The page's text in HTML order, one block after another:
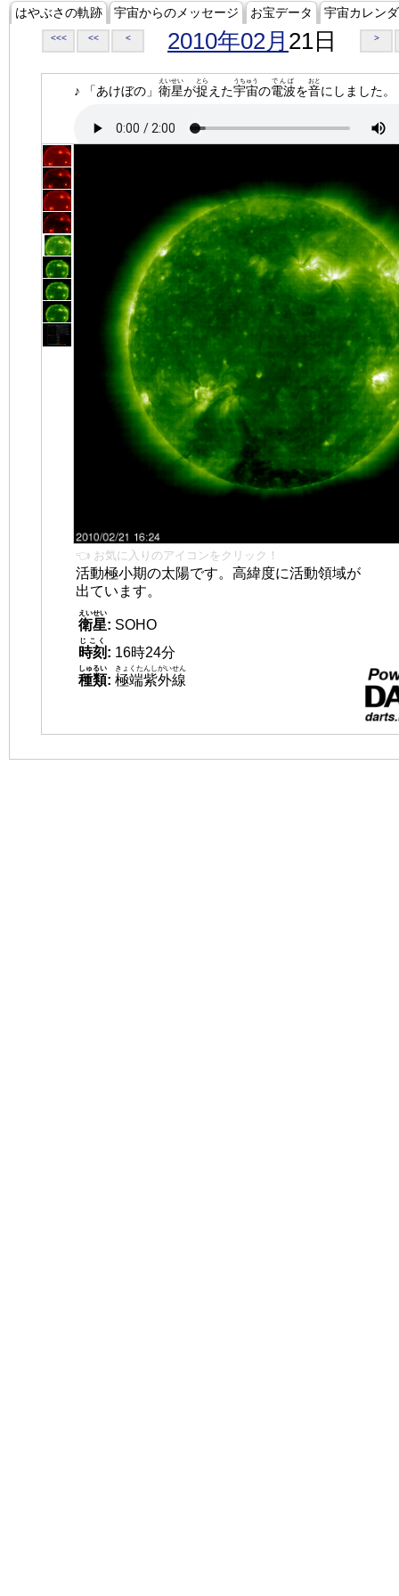
はやぶさの軌跡 宇宙からのメッセージ お宝データ 宇宙カレン
<<< << < 2010年02月 21日 >
♪ 「あけぼの」 衛星
えいせい
が捉
とら
えた宇宙
うちゅう
の電波
でんぱ
を音
おと
にしました。
👈 お気に入りのアイコンをクリック！
活動極小期の太陽です。高緯度に活動領域が
出ています。
衛星
えいせい
: SOHO
時刻
じこく
: 16時24分
種類
しゅるい
: 極端紫外線
きょくたんしがいせん